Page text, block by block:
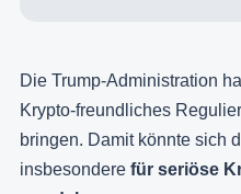
Die Trump-Administration
Krypto-freundliches
bringen. Damit könnte sich
insbesondere für seriöse